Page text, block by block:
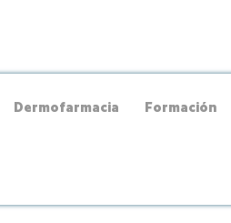
Dermofarmacia Formación